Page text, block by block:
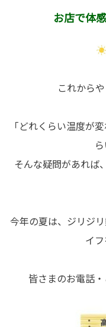
お店で体
これから
「どれくらい温度が
そんな疑問があれば
今年の夏は、ジリジ
イ
皆さまのお電話